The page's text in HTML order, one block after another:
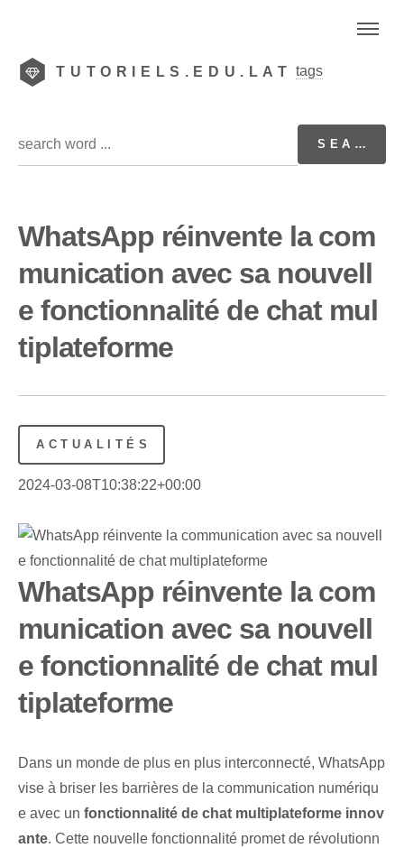
TUTORIELS.EDU.LAT tags
WhatsApp réinvente la com
munication avec sa nouvell
e fonctionnalité de chat mul
tiplateforme
ACTUALITÉS
2024-03-08T10:38:22+00:00
WhatsApp réinvente la com
munication avec sa nouvell
e fonctionnalité de chat mul
tiplateforme
Dans un monde de plus en plus interconnecté, WhatsApp
vise à briser les barrières de la communication numériqu
e avec un fonctionnalité de chat multiplateforme innov
ante. Cette nouvelle fonctionnalité promet de révolutionn